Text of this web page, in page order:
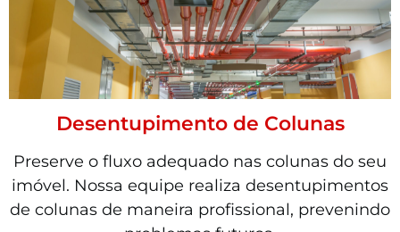
Desentupimento de Colunas
Preserve o fluxo adequado nas colunas do seu
imóvel. Nossa equipe realiza desentupimentos
de colunas de maneira profissional, prevenindo